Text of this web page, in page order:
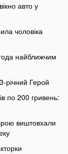
авто у
чоловіка
найближчим
річний Герой
по 200 гривень:
виштовхали